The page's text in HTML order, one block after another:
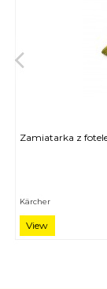
Zamiatarka z
Kärcher
View